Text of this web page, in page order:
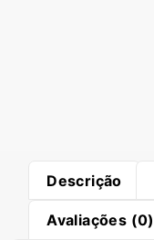
Descrição
Avaliações (0)